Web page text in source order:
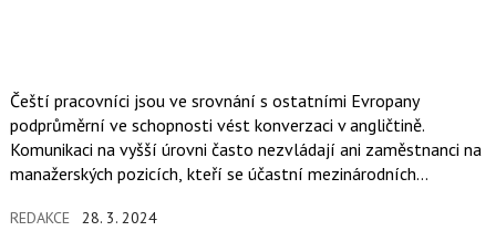
Čeští pracovníci jsou ve srovnání s ostatními Evropany
podprůměrní ve schopnosti vést konverzaci v angličtině.
Komunikaci na vyšší úrovni často nezvládají ani zaměstnanci na
manažerských pozicích, kteří se účastní mezinárodních
k firemním benefitům. Společnosti si uvědomují, jakou
REDAKCE 28. 3. 2024